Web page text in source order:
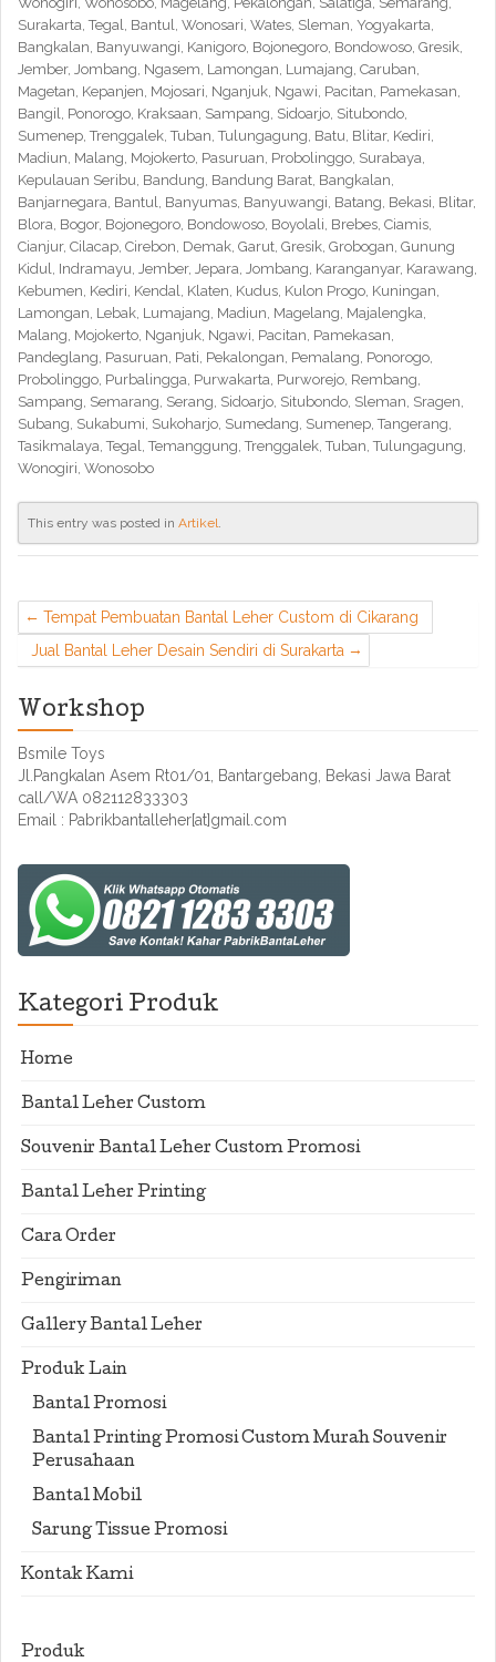
Surakarta, Tegal, Bantul, Wonosari, Wates, Sleman, Yogyakarta,
Bangkalan, Banyuwangi, Kanigoro, Bojonegoro, Bondowoso, Gresik,
Jember, Jombang, Ngasem, Lamongan, Lumajang, Caruban,
Magetan, Kepanjen, Mojosari, Nganjuk, Ngawi, Pacitan, Pamekasan,
Bangil, Ponorogo, Kraksaan, Sampang, Sidoarjo, Situbondo,
Sumenep, Trenggalek, Tuban, Tulungagung, Batu, Blitar, Kediri,
Madiun, Malang, Mojokerto, Pasuruan, Probolinggo, Surabaya,
Kepulauan Seribu, Bandung, Bandung Barat, Bangkalan,
Banjarnegara, Bantul, Banyumas, Banyuwangi, Batang, Bekasi, Blitar,
Blora, Bogor, Bojonegoro, Bondowoso, Boyolali, Brebes, Ciamis,
Cianjur, Cilacap, Cirebon, Demak, Garut, Gresik, Grobogan, Gunung
Kidul, Indramayu, Jember, Jepara, Jombang, Karanganyar, Karawang,
Kebumen, Kediri, Kendal, Klaten, Kudus, Kulon Progo, Kuningan,
Lamongan, Lebak, Lumajang, Madiun, Magelang, Majalengka,
Malang, Mojokerto, Nganjuk, Ngawi, Pacitan, Pamekasan,
Pandeglang, Pasuruan, Pati, Pekalongan, Pemalang, Ponorogo,
Probolinggo, Purbalingga, Purwakarta, Purworejo, Rembang,
Sampang, Semarang, Serang, Sidoarjo, Situbondo, Sleman, Sragen,
Subang, Sukabumi, Sukoharjo, Sumedang, Sumenep, Tangerang,
Tasikmalaya, Tegal, Temanggung, Trenggalek, Tuban, Tulungagung,
Wonogiri, Wonosobo
This entry was posted in Artikel.
Tempat Pembuatan Bantal Leher Custom di Cikarang
Jual Bantal Leher Desain Sendiri di Surakarta
Workshop
Bsmile Toys
Jl.Pangkalan Asem Rt01/01, Bantargebang, Bekasi Jawa Barat
call/WA 082112833303
Email : Pabrikbantalleher[at]gmail.com
Kategori Produk
Home
Bantal Leher Custom
Souvenir Bantal Leher Custom Promosi
Bantal Leher Printing
Cara Order
Pengiriman
Gallery Bantal Leher
Produk Lain
Bantal Promosi
Bantal Printing Promosi Custom Murah Souvenir
Perusahaan
Bantal Mobil
Sarung Tissue Promosi
Kontak Kami
Produk